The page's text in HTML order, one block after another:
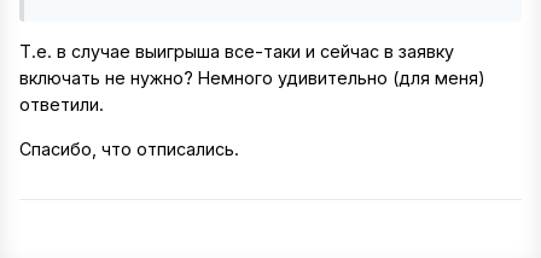
Т.е. в случае выигрыша все-таки и сейчас в заявку
включать не нужно? Немного удивительно (для меня)
ответили.
Спасибо, что отписались.